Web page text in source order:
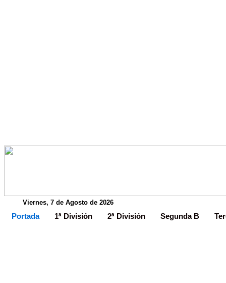
Viernes, 7 de Agosto de 2026
Portada 1ª División 2ª División Segunda B